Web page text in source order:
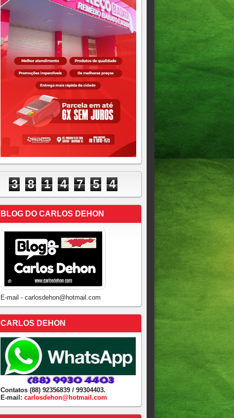
3 8 1 4 7 5 4
BLOG DO CARLOS DEHON
E-mail - carlosdehon@hotmail.com
CARLOS DEHON
Contatos (88) 92356839 / 99304403.
E-mail: carlosdehon@hotmail.com